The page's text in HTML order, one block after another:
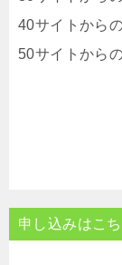
40サイトから
50サイトから
申し込みはこ